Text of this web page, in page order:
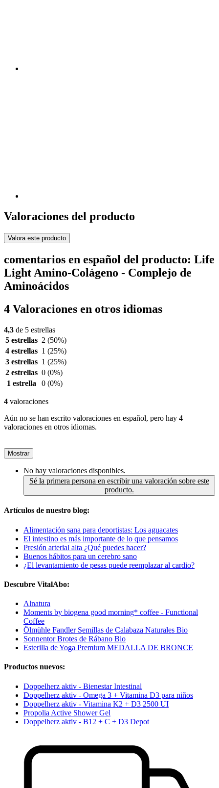
Valoraciones del producto
Valora este producto
comentarios en español del producto: Life
Light Amino-Colágeno - Complejo de
Aminoácidos
4 Valoraciones en otros idiomas
4,3 de 5 estrellas
5 estrellas 2 (50%)
4 estrellas 1 (25%)
3 estrellas 1 (25%)
2 estrellas 0 (0%)
1 estrella
0 (0%)
4 valoraciones
Aún no se han escrito valoraciones en español, pero hay 4
valoraciones en otros idiomas.
Mostrar
No hay valoraciones disponibles.
Sé la primera persona en escribir una valoración sobre este
producto.
Artículos de nuestro blog:
Alimentación sana para deportistas: Los aguacates
El intestino es más importante de lo que pensamos
Presión arterial alta ¿Qué puedes hacer?
Buenos hábitos para un cerebro sano
¿El levantamiento de pesas puede reemplazar al cardio?
Descubre VitalAbo:
Alnatura
Moments by biogena good morning* coffee - Functional
Coffee
Ölmühle Fandler Semillas de Calabaza Naturales Bio
Sonnentor Brotes de Rábano Bio
Esterilla de Yoga Premium MEDALLA DE BRONCE
Productos nuevos:
Doppelherz aktiv - Bienestar Intestinal
Doppelherz aktiv - Omega 3 + Vitamina D3 para niños
Doppelherz aktiv - Vitamina K2 + D3 2500 UI
Propolia Active Shower Gel
Doppelherz aktiv - B12 + C + D3 Depot